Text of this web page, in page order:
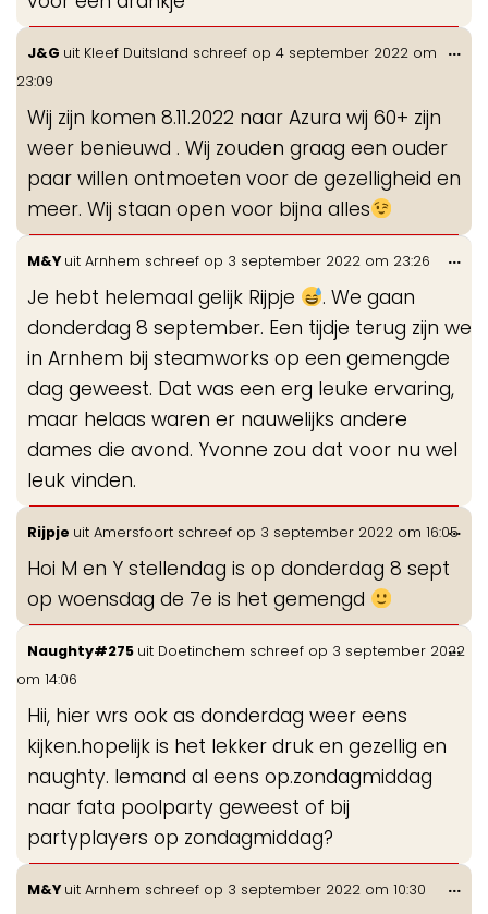
J&G uit Kleef Duitsland schreef op 4 september 2022 om
23:09
Wij zijn komen 8.11.2022 naar Azura wij 60+ zijn
weer benieuwd . Wij zouden graag een ouder
paar willen ontmoeten voor de gezelligheid en
meer. Wij staan open voor bijna alles
...
M&Yuit Arnhem schreef op 3 september 2022 om 23:26
Je hebt helemaal gelijk Rijpje
. We gaan
donderdag 8 september. Een tijdje terug zijn we
in Arnhem bij steamworks op een gemengde
dag geweest. Dat was een erg leuke ervaring,
maar helaas waren er nauwelijks andere
dames die avond. Yvonne zou dat voor nu wel
leuk vinden.
...
Rijpje uit Amersfoort schreef op 3 september 2022 om 16:05
Hoi M en Y stellendag is op donderdag 8 sept
op woensdag de 7e is het gemengd
...
Naughty#275 uit Doetinchem schreef op 3 september 2022
om 14:06
Hii, hier wrs ook as donderdag weer eens
kijken.hopelijk is het lekker druk en gezellig en
naughty. Iemand al eens op.zondagmiddag
naar fata poolparty geweest of bij
partyplayers op zondagmiddag?
...
M&Yuit Arnhem schreef op 3 september 2022 om 10:30 ...